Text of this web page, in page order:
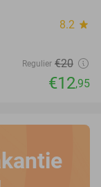
8.2 star
Regulier €20
€12,95